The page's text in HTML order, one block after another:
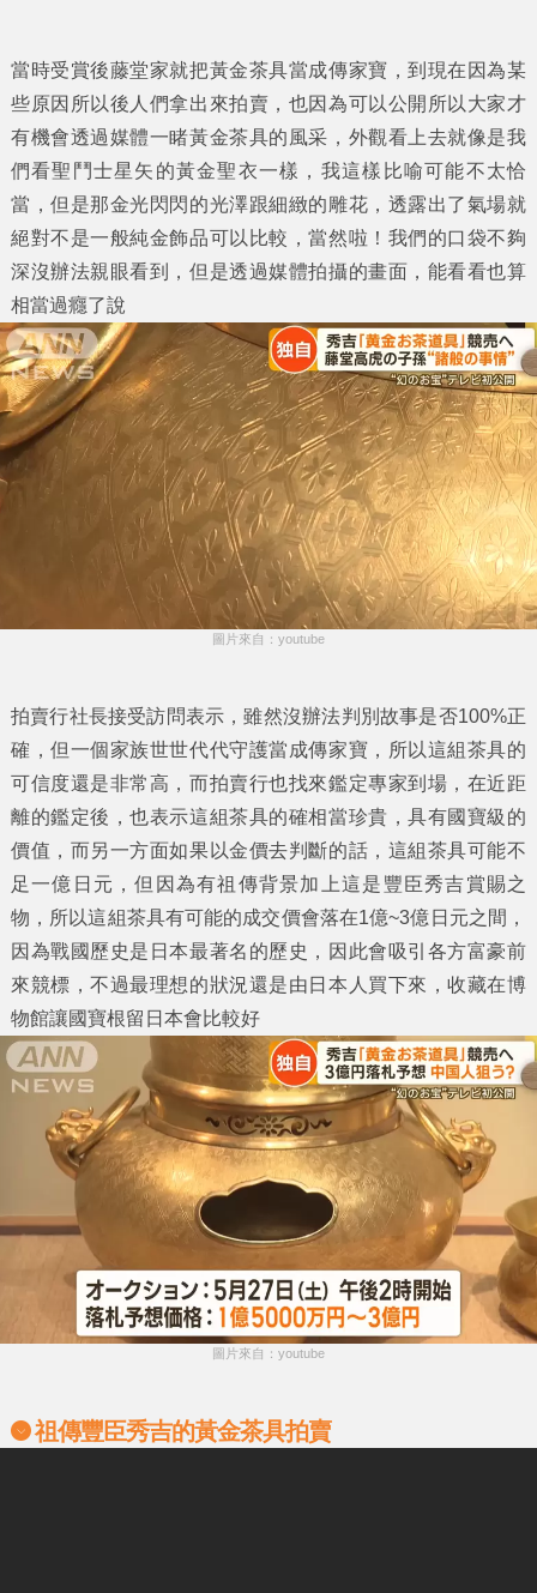
當時受賞後藤堂家就把黃金茶具當成傳家寶，到現在因為某
些原因所以後人們拿出來拍賣，也因為可以公開所以大家才
有機會透過媒體一睹黃金茶具的風采，外觀看上去就像是我
們看聖鬥士星矢的黃金聖衣一樣，我這樣比喻可能不太恰
當，但是那金光閃閃的光澤跟細緻的雕花，透露出了氣場就
絕對不是一般純金飾品可以比較，當然啦！我們的口袋不夠
深沒辦法親眼看到，但是透過媒體拍攝的畫面，能看看也算
相當過癮了說
圖片來自：youtube
拍賣行社長接受訪問表示，雖然沒辦法判別故事是否100%正
確，但一個家族世世代代守護當成傳家寶，所以這組茶具的
可信度還是非常高，而拍賣行也找來鑑定專家到場，在近距
離的鑑定後，也表示這組茶具的確相當珍貴，具有國寶級的
價值，而另一方面如果以金價去判斷的話，這組茶具可能不
足一億日元，但因為有祖傳背景加上這是豐臣秀吉賞賜之
物，所以這組茶具有可能的成交價會落在1億~3億日元之間，
因為戰國歷史是日本最著名的歷史，因此會吸引各方富豪前
來競標，不過最理想的狀況還是由日本人買下來，收藏在博
物館讓國寶根留日本會比較好
圖片來自：youtube
祖傳豐臣秀吉的黃金茶具拍賣